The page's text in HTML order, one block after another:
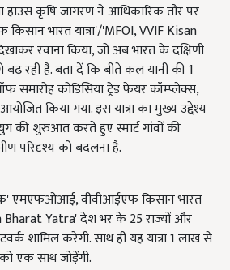
हाउस कृषि जागरण ने आधिकारिक तौर पर
भारत यात्रा'/'MFOI, VVIF Kisan
रवाना किया, जो अब भारत के दक्षिणी
रही है. बता दें कि बीते कल यानी की 1
कोडिसिया ट्रेड फेयर कॉम्प्लेक्स,
किया गया. इस यात्रा का मुख्य उद्देश्य
की शुरुआत करते हुए स्मार्ट गांवों की
परिदृश्य को बदलना है.
एमएफओआई, वीवीआईएफ किसान भारत
Bharat Yatra' देश भर के 25 राज्यों और
शामिल करेगी. साथ ही यह यात्रा 1 लाख से
एक साथ जोड़ेंगी.